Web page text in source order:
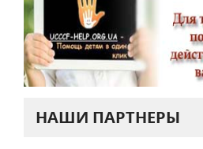
НАШИ ПАРТНЕРЫ